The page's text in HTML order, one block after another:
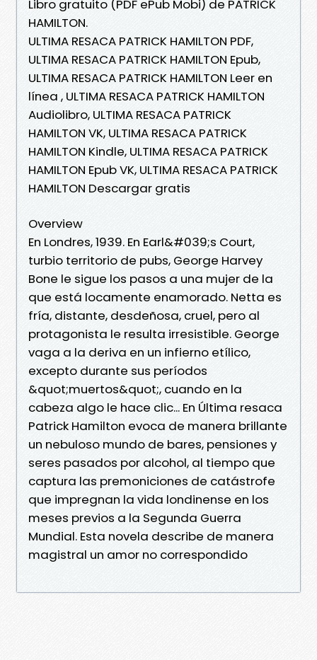
Libro gratuito (PDF ePub Mobi) de PATRICK
HAMILTON.
ULTIMA RESACA PATRICK HAMILTON PDF,
ULTIMA RESACA PATRICK HAMILTON Epub,
ULTIMA RESACA PATRICK HAMILTON Leer en
línea , ULTIMA RESACA PATRICK HAMILTON
Audiolibro, ULTIMA RESACA PATRICK
HAMILTON VK, ULTIMA RESACA PATRICK
HAMILTON Kindle, ULTIMA RESACA PATRICK
HAMILTON Epub VK, ULTIMA RESACA PATRICK
HAMILTON Descargar gratis
Overview
En Londres, 1939. En Earl&#039;s Court,
turbio territorio de pubs, George Harvey
Bone le sigue los pasos a una mujer de la
que está locamente enamorado. Netta es
fría, distante, desdeñosa, cruel, pero al
protagonista le resulta irresistible. George
vaga a la deriva en un infierno etílico,
excepto durante sus períodos
&quot;muertos&quot;, cuando en la
cabeza algo le hace clic... En Última resaca
Patrick Hamilton evoca de manera brillante
un nebuloso mundo de bares, pensiones y
seres pasados por alcohol, al tiempo que
captura las premoniciones de catástrofe
que impregnan la vida londinense en los
meses previos a la Segunda Guerra
Mundial. Esta novela describe de manera
magistral un amor no correspondido